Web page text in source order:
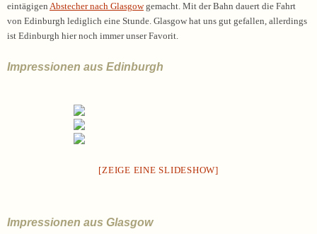
eintägigen Abstecher nach Glasgowgemacht. Mit der Bahn dauert die Fahrt
von Edinburgh lediglich eine Stunde. Glasgow hat uns gut gefallen, allerdings
ist Edinburgh hier noch immer unser Favorit.
Impressionen aus Edinburgh
[ZEIGE EINE SLIDESHOW]
Impressionen aus Glasgow